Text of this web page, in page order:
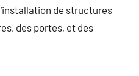
de structures
des portes, et des